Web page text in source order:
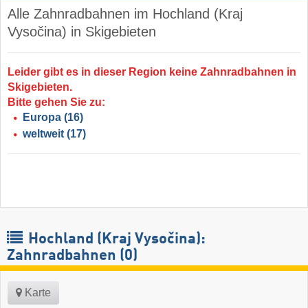
Alle Zahnradbahnen im Hochland (Kraj
Vysočina) in Skigebieten
Leider gibt es in dieser Region keine Zahnradbahnen in
Skigebieten.
Bitte gehen Sie zu:
Europa (16)
weltweit (17)
Hochland (Kraj Vysočina):
Zahnradbahnen (0)
Karte